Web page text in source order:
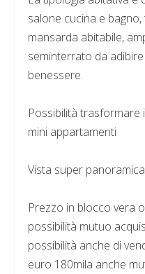
salone cucina e
mansarda abitabile,
seminterrato da
benessere.
Possibilità trasformare
mini appartamenti
Vista super
Prezzo in blocco vera
possibilità mutuo
possibilità anche di
euro 180mila anche